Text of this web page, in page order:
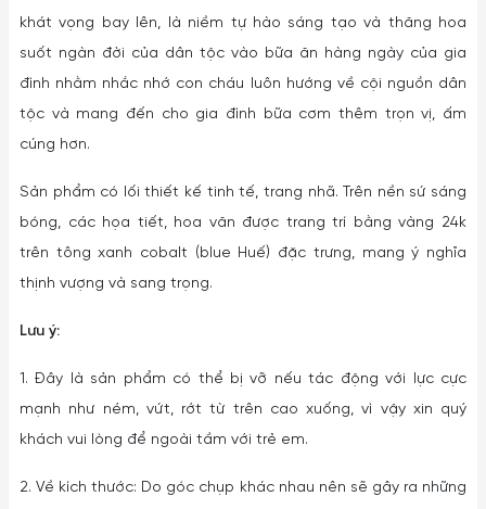
khát vọng bay lên, là niềm tự hào sáng tạo và thăng hoa
suốt ngàn đời của dân tộc vào bữa ăn hàng ngày của gia
đình nhằm nhắc nhớ con cháu luôn hướng về cội nguồn dân
tộc và mang đến cho gia đình bữa cơm thêm trọn vị, ấm
cúng hơn.
Sản phẩm có lối thiết kế tinh tế, trang nhã. Trên nền sứ sáng
bóng, các họa tiết, hoa văn được trang trí bằng vàng 24k
trên tông xanh cobalt (blue Huế) đặc trưng, mang ý nghĩa
thịnh vượng và sang trọng.
Lưu ý:
1. Đây là sản phẩm có thể bị vỡ nếu tác động với lực cực
mạnh như ném, vứt, rớt từ trên cao xuống, vì vậy xin quý
khách vui lòng để ngoài tầm với trẻ em.
2. Về kích thước: Do góc chụp khác nhau nên sẽ gây ra những